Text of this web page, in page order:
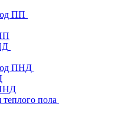
ПП
ПНД
пола